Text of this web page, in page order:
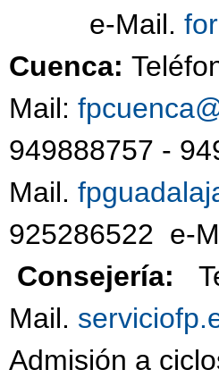
e-Mail.
Cuenca:
Mail:
Mail.
925286522 e-
Consejería:
Mail.
Admisión a